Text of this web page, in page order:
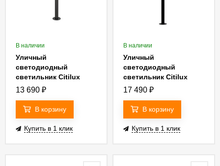
В наличии
Уличный
светодиодный
светильник Citilux
CLU03B1
13 690 ₽
В корзину
Купить в 1 клик
В наличии
Уличный
светодиодный
светильник Citilux
CLU03B2
17 490 ₽
В корзину
Купить в 1 клик